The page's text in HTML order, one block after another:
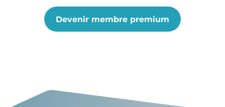
Devenir membre premium